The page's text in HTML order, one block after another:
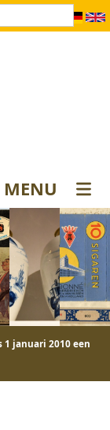
MENU
1 januari 2010 een